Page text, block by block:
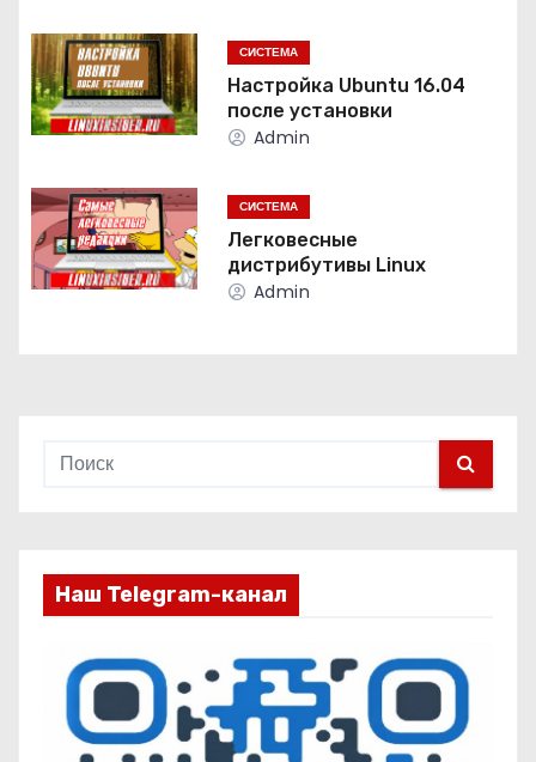
и
я
п
о
з
а
СИСТЕМА
Настройка Ubuntu 16.04
после установки
Admin
СИСТЕМА
Легковесные
дистрибутивы Linux
Admin
Наш Telegram-канал